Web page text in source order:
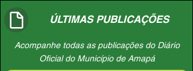
ÚLTIMAS PUBLICAÇÕES
Acompanhe todas as publicações do Diário
Oficial do Município de Amapá